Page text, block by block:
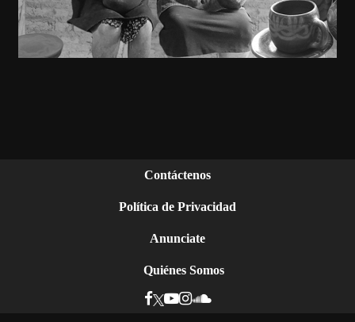
Contáctenos
Política de Privacidad
Anunciate
Quiénes Somos